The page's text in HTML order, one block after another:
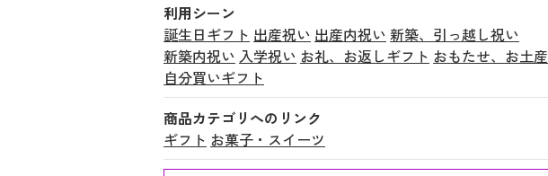
利用シーン
誕生日ギフト 出産祝い 出産内祝い 新築、引っ越し祝い
新築内祝い 入学祝い お礼、お返しギフト おもたせ、お土産
自分買いギフト
商品カテゴリへのリンク
ギフト お菓子・スイーツ